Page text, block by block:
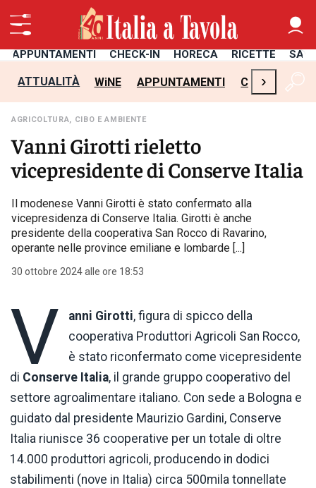
APPUNTAMENTI CHECK-IN HORECA RICETTE
ATTUALITÀ WiNE APPUNTAMENTI CHECK-IN
›
AGRICOLTURA, CIBO E AMBIENTE
Vanni Girotti rieletto
vicepresidente di Conserve Italia
Il modenese Vanni Girotti è stato confermato alla
vicepresidenza di Conserve Italia. Girotti è anche
presidente della cooperativa San Rocco di Ravarino,
operante nelle province emiliane e lombarde [...]
30 ottobre 2024 alle ore 18:53
V anni Girotti, figura di spicco della
cooperativa Produttori Agricoli San Rocco,
è stato riconfermato come vicepresidente
di Conserve Italia, il grande gruppo cooperativo del
settore agroalimentare italiano. Con sede a Bologna e
guidato dal presidente Maurizio Gardini, Conserve
Italia riunisce 36 cooperative per un totale di oltre
14.000 produttori agricoli, producendo in dodici
stabilimenti (nove in Italia) circa 500mila tonnellate